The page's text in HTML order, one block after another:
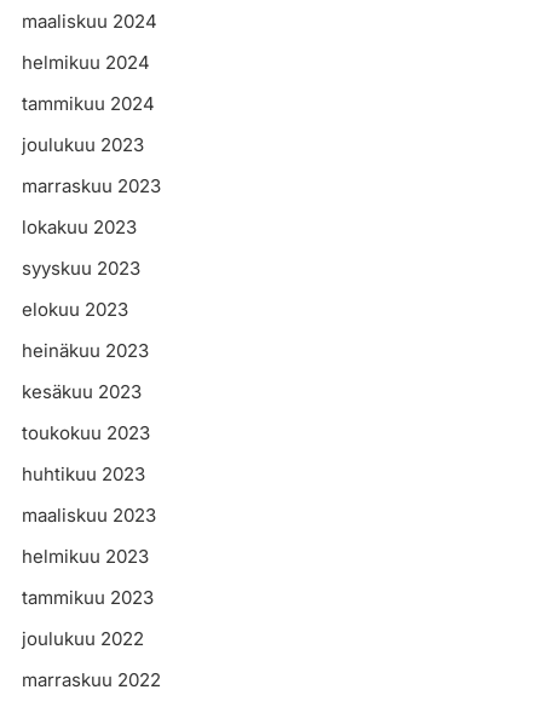
maaliskuu 2024
helmikuu 2024
tammikuu 2024
joulukuu 2023
marraskuu 2023
lokakuu 2023
syyskuu 2023
elokuu 2023
heinäkuu 2023
kesäkuu 2023
toukokuu 2023
huhtikuu 2023
maaliskuu 2023
helmikuu 2023
tammikuu 2023
joulukuu 2022
marraskuu 2022